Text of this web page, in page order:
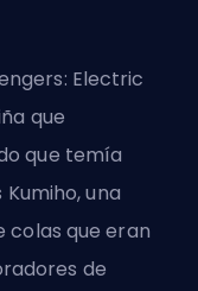
Electric
que
que temía
una
colas que eran
de